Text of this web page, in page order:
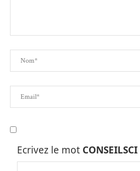
Ecrivez le mot CONSEILSCI